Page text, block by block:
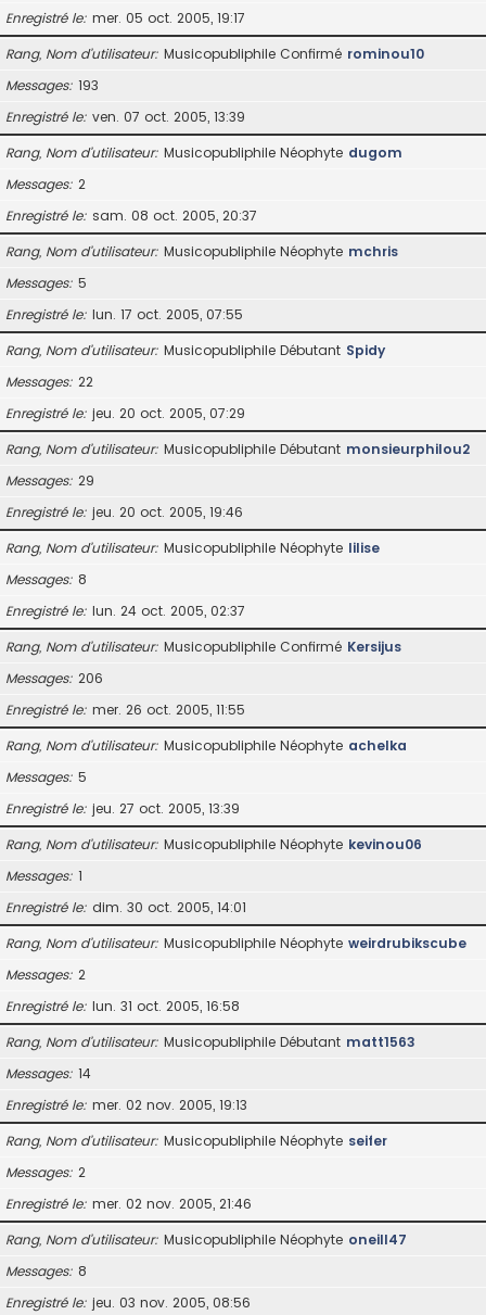
Enregistré le mer. 05 oct. 2005, 19:17
Rang, Nom d’utilisateur Musicopubliphile Confirmé rominou10
Messages 193
Enregistré le ven. 07 oct. 2005, 13:39
Rang, Nom d’utilisateur Musicopubliphile Néophyte dugom
Messages 2
Enregistré le sam. 08 oct. 2005, 20:37
Rang, Nom d’utilisateur Musicopubliphile Néophyte mchris
Messages 5
Enregistré le lun. 17 oct. 2005, 07:55
Rang, Nom d’utilisateur Musicopubliphile Débutant Spidy
Messages 22
Enregistré le jeu. 20 oct. 2005, 07:29
Rang, Nom d’utilisateur Musicopubliphile Débutant monsieurphilou2
Messages 29
Enregistré le jeu. 20 oct. 2005, 19:46
Rang, Nom d’utilisateur Musicopubliphile Néophyte lilise
Messages 8
Enregistré le lun. 24 oct. 2005, 02:37
Rang, Nom d’utilisateur Musicopubliphile Confirmé Kersijus
Messages 206
Enregistré le mer. 26 oct. 2005, 11:55
Rang, Nom d’utilisateur Musicopubliphile Néophyte achelka
Messages 5
Enregistré le jeu. 27 oct. 2005, 13:39
Rang, Nom d’utilisateur Musicopubliphile Néophyte kevinou06
Messages 1
Enregistré le dim. 30 oct. 2005, 14:01
Rang, Nom d’utilisateur Musicopubliphile Néophyte weirdrubikscube
Messages 2
Enregistré le lun. 31 oct. 2005, 16:58
Rang, Nom d’utilisateur Musicopubliphile Débutant matt1563
Messages 14
Enregistré le mer. 02 nov. 2005, 19:13
Rang, Nom d’utilisateur Musicopubliphile Néophyte seifer
Messages 2
Enregistré le mer. 02 nov. 2005, 21:46
Rang, Nom d’utilisateur Musicopubliphile Néophyte oneill47
Messages 8
Enregistré le jeu. 03 nov. 2005, 08:56